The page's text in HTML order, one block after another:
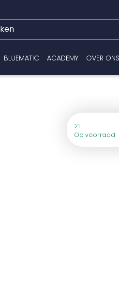
BLUEMATIC ACADEMY OVER ONS
21
Op voorraad